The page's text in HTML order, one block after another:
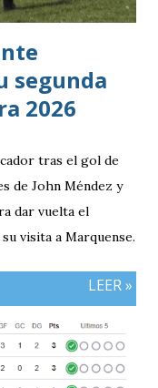
vs. Panamá.
segunda
2026
tras el gol de
de John Méndez y
dar vuelta el
visita a Marquense.
LEER »